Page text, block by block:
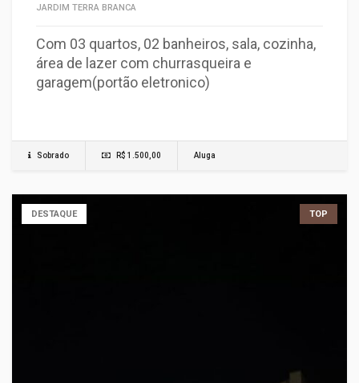
JARDIM TERRA BRANCA
Com 03 quartos, 02 banheiros, sala, cozinha,
área de lazer com churrasqueira e
garagem(portão eletronico)
Sobrado R$ 1.500,00 Aluga
DESTAQUE TOP